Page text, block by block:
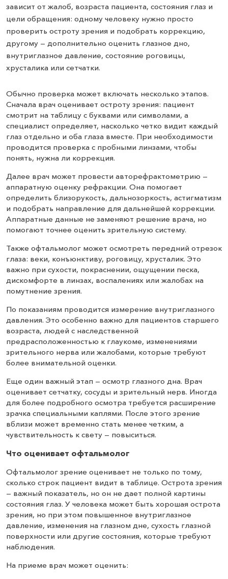
зависит от жалоб, возраста пациента, состояния глаз и
цели обращения: одному человеку нужно просто
проверить остроту зрения и подобрать коррекцию,
другому — дополнительно оценить глазное дно,
внутриглазное давление, состояние роговицы,
хрусталика или сетчатки.
Обычно проверка может включать несколько этапов.
Сначала врач оценивает остроту зрения: пациент
смотрит на таблицу с буквами или символами, а
специалист определяет, насколько четко видит каждый
глаз отдельно и оба глаза вместе. При необходимости
проводится проверка с пробными линзами, чтобы
понять, нужна ли коррекция.
Далее врач может провести авторефрактометрию —
аппаратную оценку рефракции. Она помогает
определить близорукость, дальнозоркость, астигматизм
и подобрать направление для дальнейшей коррекции.
Аппаратные данные не заменяют решение врача, но
помогают точнее оценить зрительную систему.
Также офтальмолог может осмотреть передний отрезок
глаза: веки, конъюнктиву, роговицу, хрусталик. Это
важно при сухости, покраснении, ощущении песка,
дискомфорте в линзах, воспалениях или жалобах на
помутнение зрения.
По показаниям проводится измерение внутриглазного
давления. Это особенно важно для пациентов старшего
возраста, людей с наследственной
предрасположенностью к глаукоме, изменениями
зрительного нерва или жалобами, которые требуют
более внимательной оценки.
Еще один важный этап — осмотр глазного дна. Врач
оценивает сетчатку, сосуды и зрительный нерв. Иногда
для более подробного осмотра требуется расширение
зрачка специальными каплями. После этого зрение
вблизи может временно стать менее четким, а
чувствительность к свету — повыситься.
Что оценивает офтальмолог
Офтальмолог зрение оценивает не только по тому,
сколько строк пациент видит в таблице. Острота зрения
— важный показатель, но он не дает полной картины
состояния глаз. У человека может быть хорошая острота
зрения, но при этом повышенное внутриглазное
давление, изменения на глазном дне, сухость глазной
поверхности или другие состояния, которые требуют
наблюдения.
На приеме врач может оценить: